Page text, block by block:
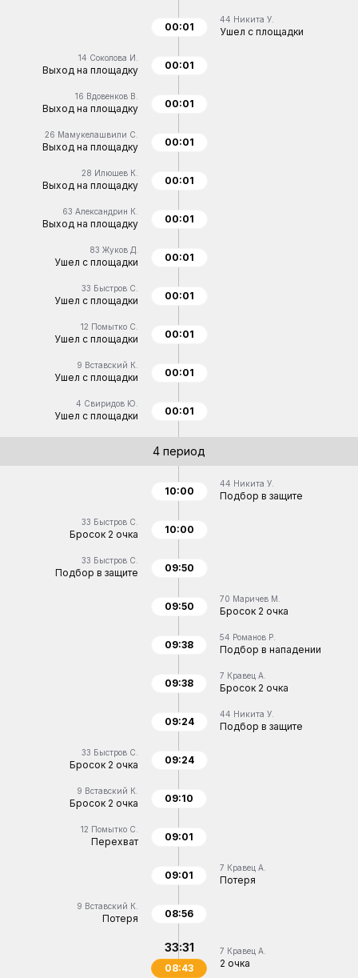
44 Никита У.
Ушел с площадки
00:01
14 Соколова И.
Выход на площадку 00:01
16 Вдовенков В.
Выход на площадку 00:01
26 Мамукелашвили С.
Выход на площадку 00:01
28 Илюшев К.
Выход на площадку 00:01
63 Александрин К.
Выход на площадку 00:01
83 Жуков Д.
Ушел с площадки 00:01
33 Быстров С.
Ушел с площадки 00:01
12 Помытко С.
Ушел с площадки 00:01
9 Вставский К.
Ушел с площадки 00:01
4 Свиридов Ю.
Ушел с площадки 00:01
4 период
44 Никита У.
Подбор в защите
10:00
33 Быстров С.
Бросок 2 очка 10:00
33 Быстров С.
Подбор в защите 09:50
70 Маричев М.
Бросок 2 очка
09:50
54 Романов Р.
Подбор в нападении
09:38
7 Кравец А.
Бросок 2 очка
09:38
44 Никита У.
Подбор в защите
09:24
33 Быстров С.
Бросок 2 очка 09:24
9 Вставский К.
Бросок 2 очка 09:10
12 Помытко С.
Перехват 09:01
7 Кравец А.
Потеря
09:01
9 Вставский К.
Потеря 08:56
7 Кравец А.
2 очка
33:31
08:43